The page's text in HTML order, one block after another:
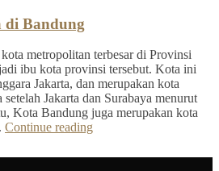
di Bandung
metropolitan terbesar di Provinsi
ibu kota provinsi tersebut. Kota ini
Jakarta, dan merupakan kota
Jakarta dan Surabaya menurut
Kota Bandung juga merupakan kota
Continue reading